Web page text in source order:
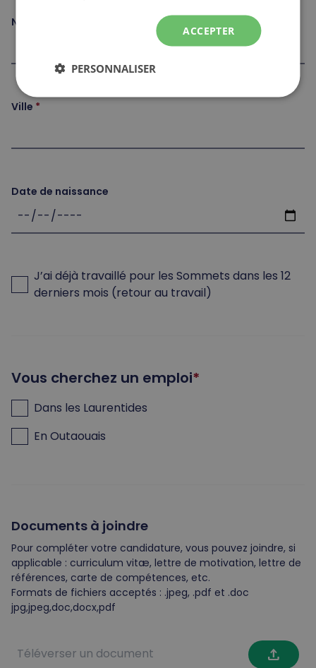
Numéro de téléphone
Ville
Date de naissance
J’ai déjà travaillé pour les Sommets dans les 12
derniers mois (retour au travail)
Vous cherchez un emploi
Dans les Laurentides
En Outaouais
Documents à joindre
Pour compléter votre candidature, vous pouvez joindre, si
applicable : curriculum vitæ, lettre de motivation, lettre de
références, carte de compétences, etc.
Formats de fichiers acceptés : .jpeg, .pdf et .doc
jpg,jpeg,doc,docx,pdf
file_upload
ACCEPTER
PERSONNALISER